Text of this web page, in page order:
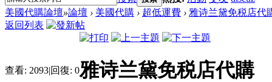
美國代購論壇»論壇 › 美國代購 › 超低運費 › 雅诗兰黛免税店代
返回列表
查看: 2093|回復: 0雅诗兰黛免税店代購